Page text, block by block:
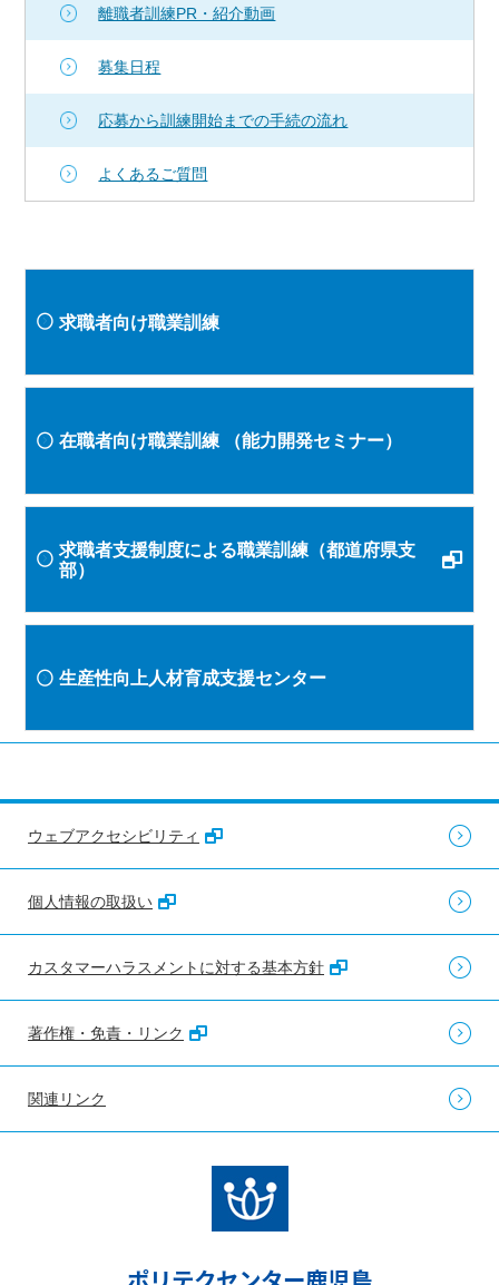
離職者訓練PR・紹介動画
募集日程
応募から訓練開始までの手続の流れ
よくあるご質問
求職者向け職業訓練
在職者向け職業訓練 （能力開発セミナー）
求職者支援制度による職業訓練（都道府県支
部）
生産性向上人材育成支援センター
ウェブアクセシビリティ
個人情報の取扱い
カスタマーハラスメントに対する基本方針
著作権・免責・リンク
関連リンク